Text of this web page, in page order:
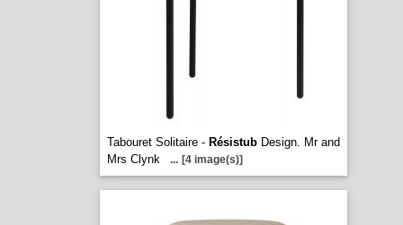
Tabouret Solitaire - RésistubDesign. Mr and
Mrs Clynk
... [4 image(s)]